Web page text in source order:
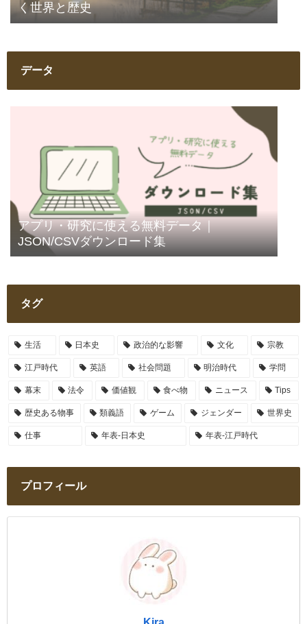
く世界と歴史
データ
アプリ・研究に使える無料データ｜
JSON/CSVダウンロード集
タグ
生活 日本史 政治的な影響 文化 宗教
江戸時代 英語 社会問題 明治時代 学問
幕末 法令 価値観 食べ物 ニュース Tips
歴史ある物事 類義語 ゲーム ジェンダー 世界史
仕事 年表-日本史 年表-江戸時代
プロフィール